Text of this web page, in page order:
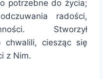
potrzebne do życia;
radości,
Stworzył
chwalili, ciesząc się
z Nim.